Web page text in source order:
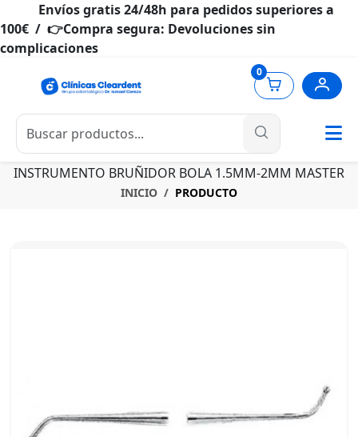
Envíos gratis 24/48h para pedidos superiores a
100€ / 👉Compra segura: Devoluciones sin
complicaciones
0
INSTRUMENTO BRUÑIDOR BOLA 1.5MM-2MM MASTER
INICIO PRODUCTO